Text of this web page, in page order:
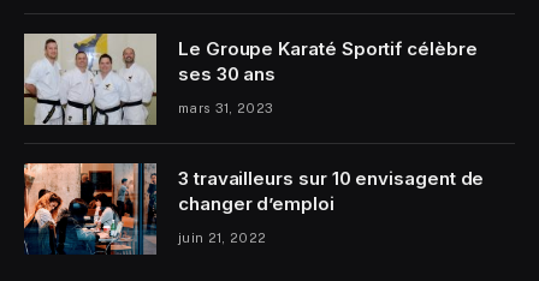
Le Groupe Karaté Sportif célèbre
ses 30 ans
mars 31, 2023
3 travailleurs sur 10 envisagent de
changer d’emploi
juin 21, 2022